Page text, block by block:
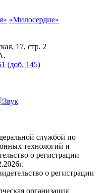
«Милосердие»
17, стр. 2
(доб. 145)
службой по
технологий и
о регистрации
о регистрации
организация